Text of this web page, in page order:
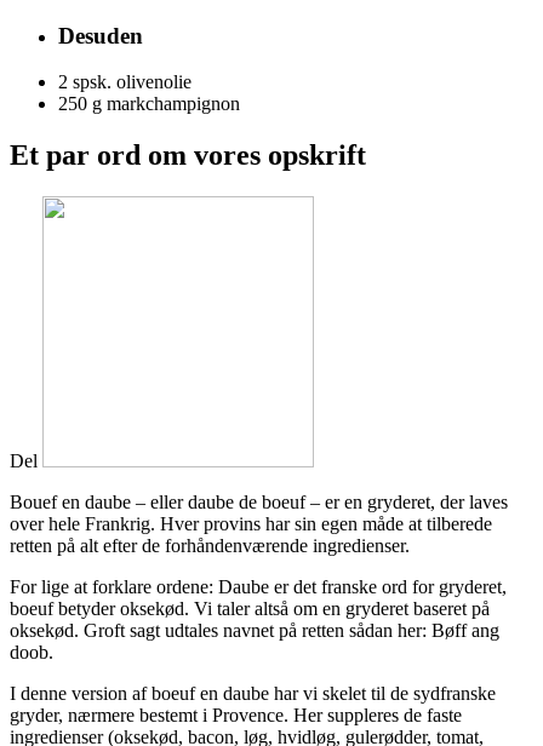
Desuden
2 spsk. olivenolie
250 g markchampignon
Et par ord om vores opskrift
Del
Bouef en daube – eller daube de boeuf – er en gryderet, der laves
over hele Frankrig. Hver provins har sin egen måde at tilberede
retten på alt efter de forhåndenværende ingredienser.
For lige at forklare ordene: Daube er det franske ord for gryderet,
boeuf betyder oksekød. Vi taler altså om en gryderet baseret på
oksekød. Groft sagt udtales navnet på retten sådan her: Bøff ang
doob.
I denne version af boeuf en daube har vi skelet til de sydfranske
gryder, nærmere bestemt i Provence. Her suppleres de faste
ingredienser (oksekød, bacon, løg, hvidløg, gulerødder, tomat,